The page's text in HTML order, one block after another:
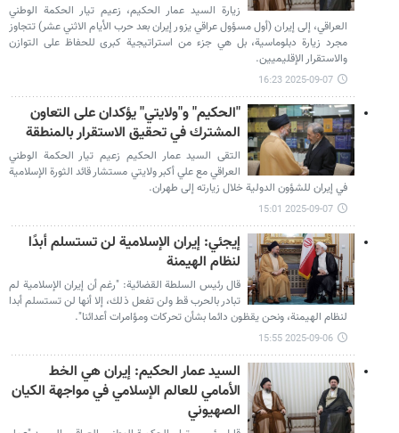
زيارة السيد عمار الحكيم، زعيم تيار الحكمة الوطني
العراقي، إلى إيران (أول مسؤول عراقي يزور إيران بعد حرب الأيام الاثني عشر) تتجاوز
مجرد زيارة دبلوماسية، بل هي جزء من استراتيجية كبرى للحفاظ على التوازن
والاستقرار الإقليميين.
2025-09-07 16:23
"الحكيم" و"ولايتي" يؤكدان على التعاون
المشترك في تحقيق الاستقرار بالمنطقة
التقى السيد عمار الحكيم زعيم تيار الحكمة الوطني
العراقي مع علي أكبر ولايتي مستشار قائد الثورة الإسلامية
في إيران للشؤون الدولية خلال زيارته إلى طهران.
2025-09-07 15:01
إيجئي: إيران الإسلامية لن تستسلم أبدًا
لنظام الهيمنة
قال رئيس السلطة القضائية: "رغم أن إيران الإسلامية لم
تبادر بالحرب قط ولن تفعل ذلك، إلا أنها لن تستسلم أبدا
لنظام الهيمنة، ونحن يقظون دائما بشأن تحركات ومؤامرات أعدائنا".
2025-09-06 15:55
السيد عمار الحكيم: إيران هي الخط
الأمامي للعالم الإسلامي في مواجهة الكيان
الصهيوني